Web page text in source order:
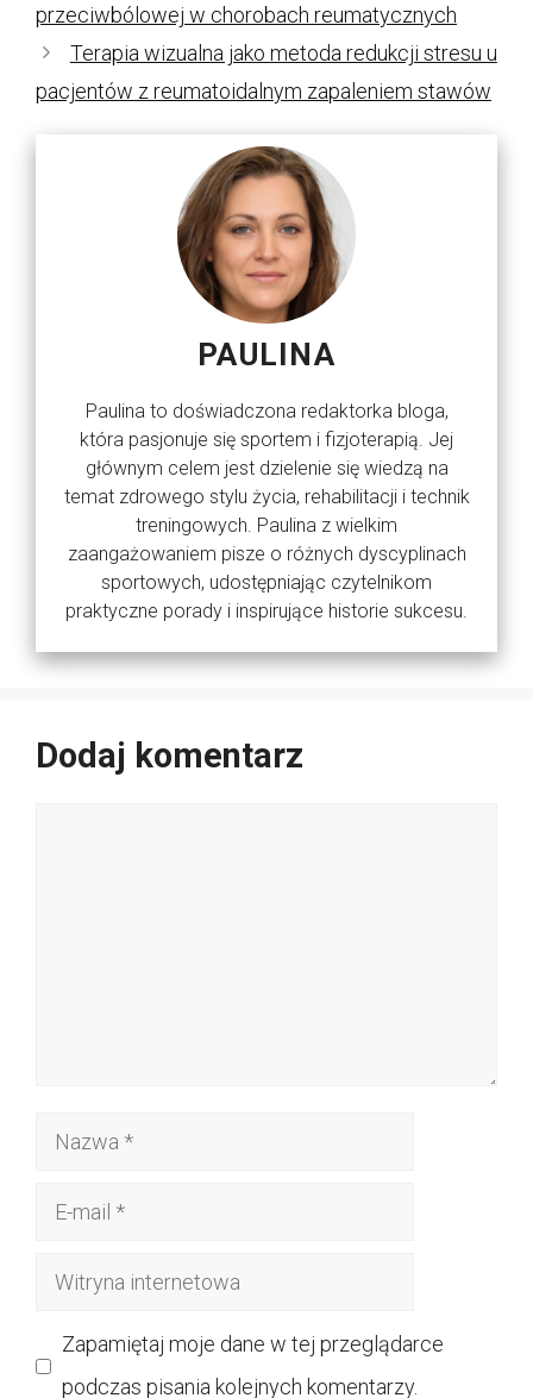
przeciwbólowej w chorobach reumatycznych
Terapia wizualna jako metoda redukcji stresu u
pacjentów z reumatoidalnym zapaleniem stawów
PAULINA
Paulina to doświadczona redaktorka bloga,
która pasjonuje się sportem i fizjoterapią. Jej
głównym celem jest dzielenie się wiedzą na
temat zdrowego stylu życia, rehabilitacji i technik
treningowych. Paulina z wielkim
zaangażowaniem pisze o różnych dyscyplinach
sportowych, udostępniając czytelnikom
praktyczne porady i inspirujące historie sukcesu.
Dodaj komentarz
Nazwa
Witryna
Zapamiętaj moje dane w tej przeglądarce
podczas pisania kolejnych komentarzy.